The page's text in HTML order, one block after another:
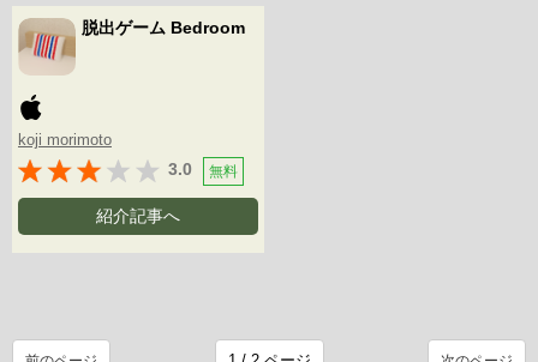
脱出ゲーム Bedroom
koji morimoto
3.0 無料
紹介記事へ